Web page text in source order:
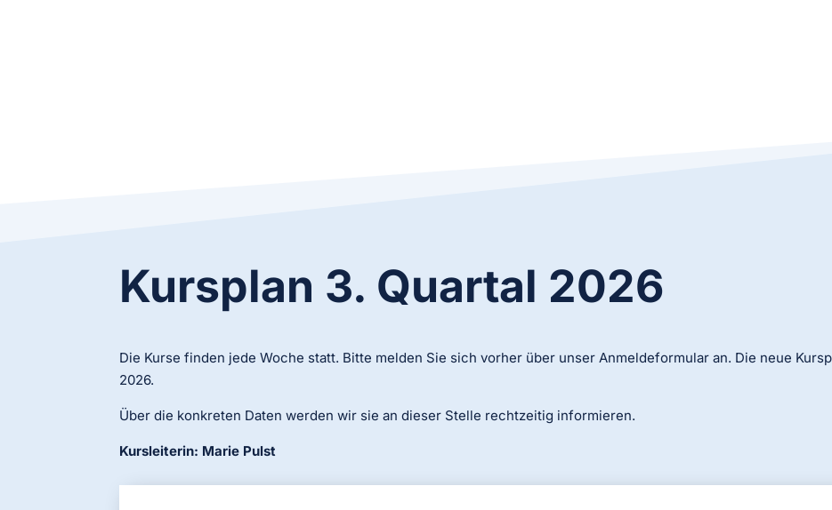
Kursplan 3. Quartal 2026
Die Kurse finden jede Woche statt. Bitte melden Sie sich vorher über unser Anmeldeformular an. Die neue
2026.
Über die konkreten Daten werden wir sie an dieser Stelle rechtzeitig informieren.
Kursleiterin: Marie Pulst